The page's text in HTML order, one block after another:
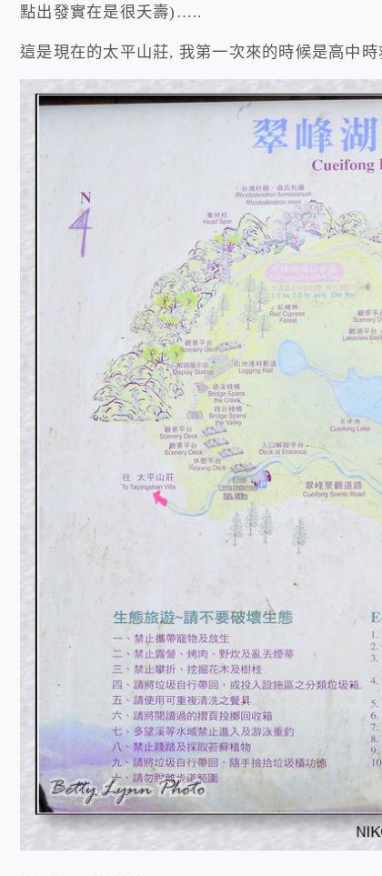
點出發實在是很夭壽)…..
這是現在的太平山莊, 我第一次來的時候是高中